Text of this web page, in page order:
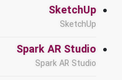
SketchUp
SketchUp
Spark AR Studio
Spark AR Studio